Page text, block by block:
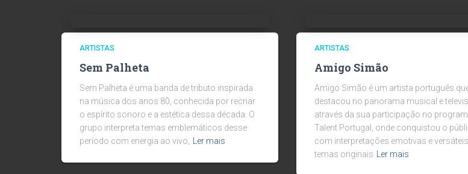
ARTISTAS
Sem Palheta
Sem Palheta é uma banda de tributo inspirada
na música dos anos 80, conhecida por recriar
o espírito sonoro e a estética dessa década. O
grupo interpreta temas emblemáticos desse
período com energia ao vivo,
Ler mais
ARTISTAS
Amigo Simão
Amigo Simão é um artista português
destacou no panorama musical e
através da sua participação no
Talent Portugal, onde conquistou o
com interpretações emotivas e
temas originais
Ler mais